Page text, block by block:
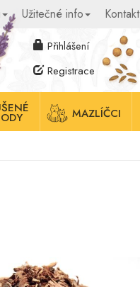
Užitečné info Kontakt
Přihlášení
Registrace
MAZLÍČCI